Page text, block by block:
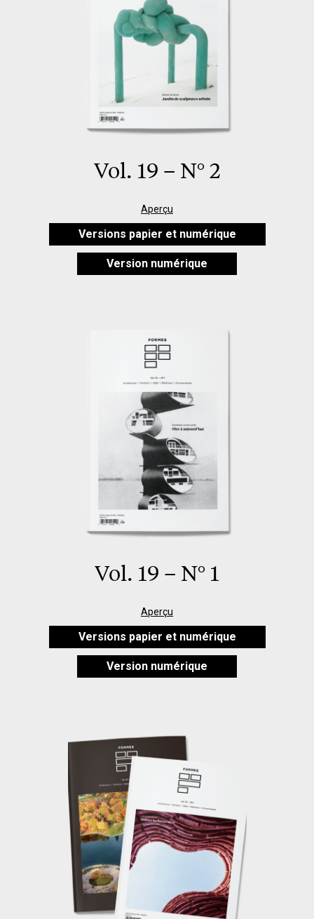
Vol. 19 – N° 2
Aperçu
Versions papier et numérique
Version numérique
Vol. 19 – N° 1
Aperçu
Versions papier et numérique
Version numérique